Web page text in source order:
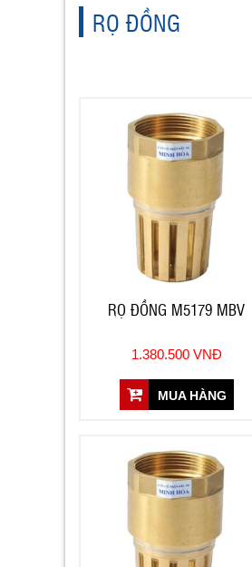
RỌ ĐỒNG
RỌ ĐỒNG M5179 MBV
1.380.500 VNĐ
MUA HÀNG